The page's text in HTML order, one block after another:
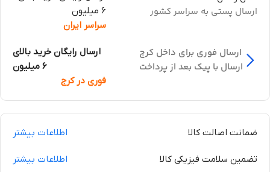
ارسال پستی به سراسر کشور
6 میلیون
سراسر ایران
ارسال فوری برای داخل کرج
ارسال با پیک بعد از پرداخت
ارسال رایگان خرید بالای
6 میلیون
فوری در کرج
ضمانت اصالت کالا اطلاعات بیشتر
تضمین سلامت فیزیکی کالا اطلاعات بیشتر